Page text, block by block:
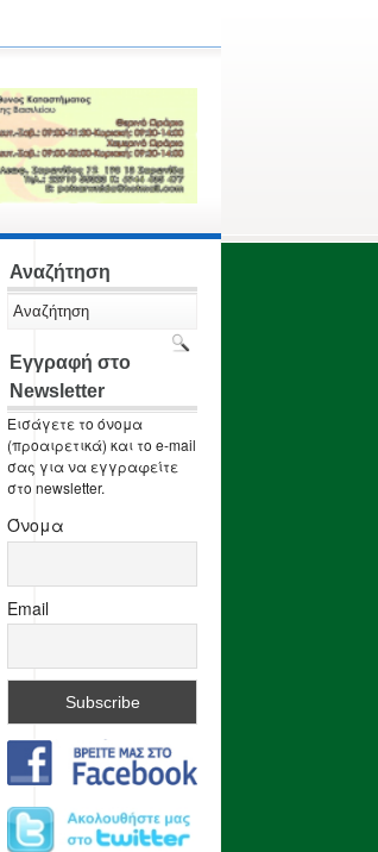
Αναζήτηση
Εγγραφή στο
Newsletter
Εισάγετε το όνομα
(προαιρετικά) και το e-mail
σας για να εγγραφείτε
στο newsletter.
Όνομα
Email